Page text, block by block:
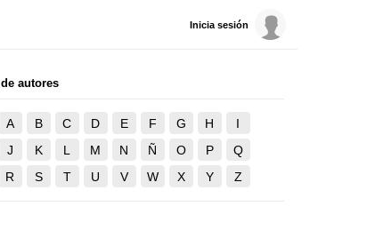
Inicia sesión
autores
A B C D E F G H
I
J
K L M N Ñ O P
Q
R
S T U V W X Y Z